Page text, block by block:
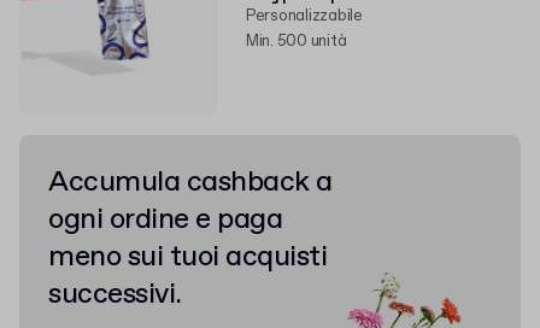
Personalizzabile
Min. 500 unità
Accumula cashback a
ogni ordine e paga
meno sui tuoi acquisti
successivi.